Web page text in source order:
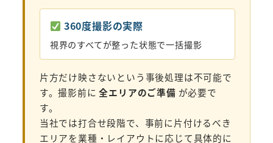
360度撮影の実際
視界のすべてが整った状態で一括撮影
片方だけ映さないという事後処理は不可能で
す。撮影前に全エリアのご準備 が必要で
す。
当社では打合せ段階で、事前に片付けるべき
エリアを業種・レイアウトに応じて具体的に